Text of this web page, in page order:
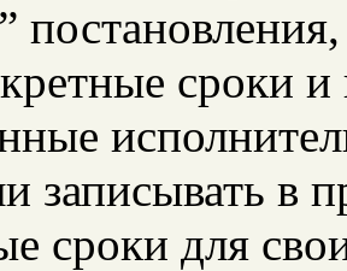
сроки
записывать в
сроки для